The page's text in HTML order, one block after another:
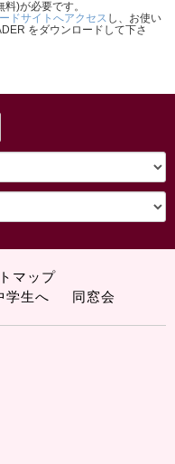
)が必要です。
ドサイトへアクセス し、お使い
をダウンロードして下さ
マップ
学生へ 同窓会